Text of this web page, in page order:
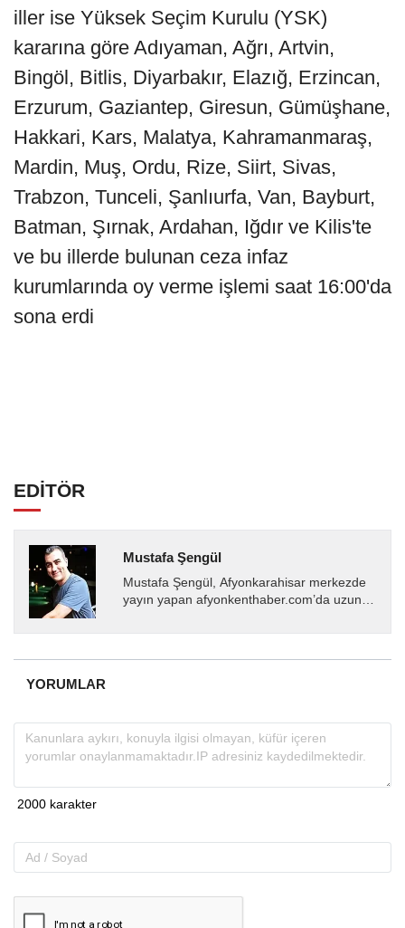
iller ise Yüksek Seçim Kurulu (YSK)
kararına göre Adıyaman, Ağrı, Artvin,
Bingöl, Bitlis, Diyarbakır, Elazığ, Erzincan,
Erzurum, Gaziantep, Giresun, Gümüşhane,
Hakkari, Kars, Malatya, Kahramanmaraş,
Mardin, Muş, Ordu, Rize, Siirt, Sivas,
Trabzon, Tunceli, Şanlıurfa, Van, Bayburt,
Batman, Şırnak, Ardahan, Iğdır ve Kilis'te
ve bu illerde bulunan ceza infaz
kurumlarında oy verme işlemi saat 16:00'da
sona erdi
EDİTÖR
Mustafa Şengül
Mustafa Şengül, Afyonkarahisar merkezde
yayın yapan afyonkenthaber.com’da uzun
almakta, haber akışı...
YORUMLAR